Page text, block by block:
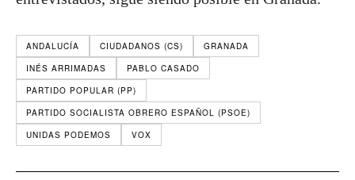
ANDALUCÍA CIUDADANOS (CS)
GRANADA
INÉS ARRIMADAS
PABLO CASADO
PARTIDO POPULAR (PP)
PARTIDO SOCIALISTA OBRERO ESPAÑOL (PSOE)
UNIDAS PODEMOS
VOX